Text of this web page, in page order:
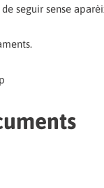
seguir sense